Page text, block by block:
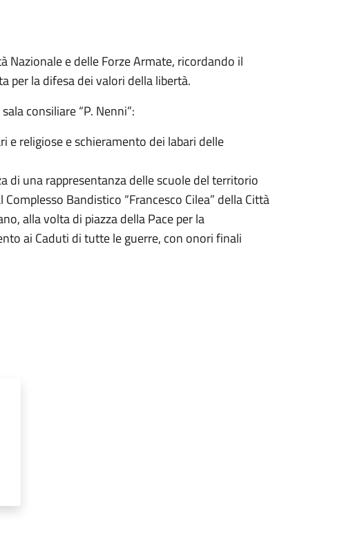
Nazionale e delle Forze Armate, ricordando il
per la difesa dei valori della libertà.
consiliare “P. Nenni”:
religiose e schieramento dei labari delle
di una rappresentanza delle scuole del territorio
Bandistico “Francesco Cilea” della Città
alla volta di piazza della Pace per la
ai Caduti di tutte le guerre, con onori finali